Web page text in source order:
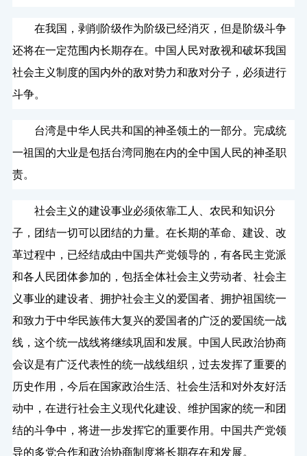
在我国，剥削阶级作为阶级已经消灭，但是阶级斗争
还将在一定范围内长期存在。中国人民对敌视和破坏我国
社会主义制度的国内外的敌对势力和敌对分子，必须进行
斗争。
台湾是中华人民共和国的神圣领土的一部分。完成统
一祖国的大业是包括台湾同胞在内的全中国人民的神圣职
责。
社会主义的建设事业必须依靠工人、农民和知识分
子，团结一切可以团结的力量。在长期的革命、建设、改
革过程中，已经结成由中国共产党领导的，有各民主党派
和各人民团体参加的，包括全体社会主义劳动者、社会主
义事业的建设者、拥护社会主义的爱国者、拥护祖国统一
和致力于中华民族伟大复兴的爱国者的广泛的爱国统一战
线，这个统一战线将继续巩固和发展。中国人民政治协商
会议是有广泛代表性的统一战线组织，过去发挥了重要的
历史作用，今后在国家政治生活、社会生活和对外友好活
动中，在进行社会主义现代化建设、维护国家的统一和团
结的斗争中，将进一步发挥它的重要作用。中国共产党领
导的多党合作和政治协商制度将长期存在和发展。